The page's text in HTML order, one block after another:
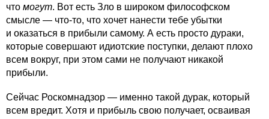
что могут. Вот есть Зло в широком философском
смысле — что-то, что хочет нанести тебе убытки
и оказаться в прибыли самому. А есть просто дураки,
которые совершают идиотские поступки, делают плохо
всем вокруг, при этом сами не получают никакой
прибыли.
Сейчас Роскомнадзор — именно такой дурак, который
всем вредит. Хотя и прибыль свою получает, осваивая